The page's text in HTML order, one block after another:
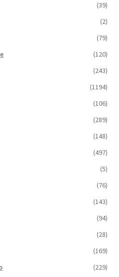
(39)
(2)
(79)
(120)
(243)
(1194)
(106)
(289)
(148)
(497)
(5)
(76)
(143)
(94)
(28)
(169)
(229)